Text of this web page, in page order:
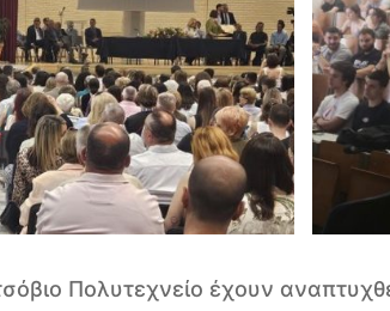
Πολυτεχνείο έχουν